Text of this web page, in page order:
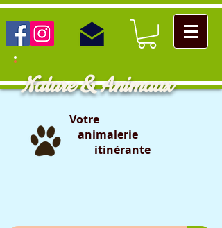
Nature & Animaux
Votre
animalerie
itinérante